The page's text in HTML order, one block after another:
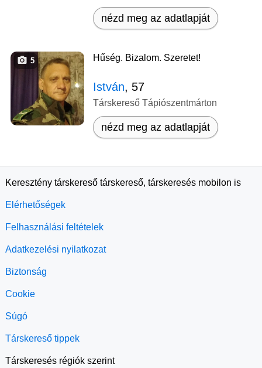
nézd meg az adatlapját
5 Hűség. Bizalom. Szeretet!
István, 57
Társkereső Tápiószentmárton
nézd meg az adatlapját
Keresztény társkereső társkereső, társkeresés mobilon is
Elérhetőségek
Felhasználási feltételek
Adatkezelési nyilatkozat
Biztonság
Cookie
Súgó
Társkereső tippek
Társkeresés régiók szerint